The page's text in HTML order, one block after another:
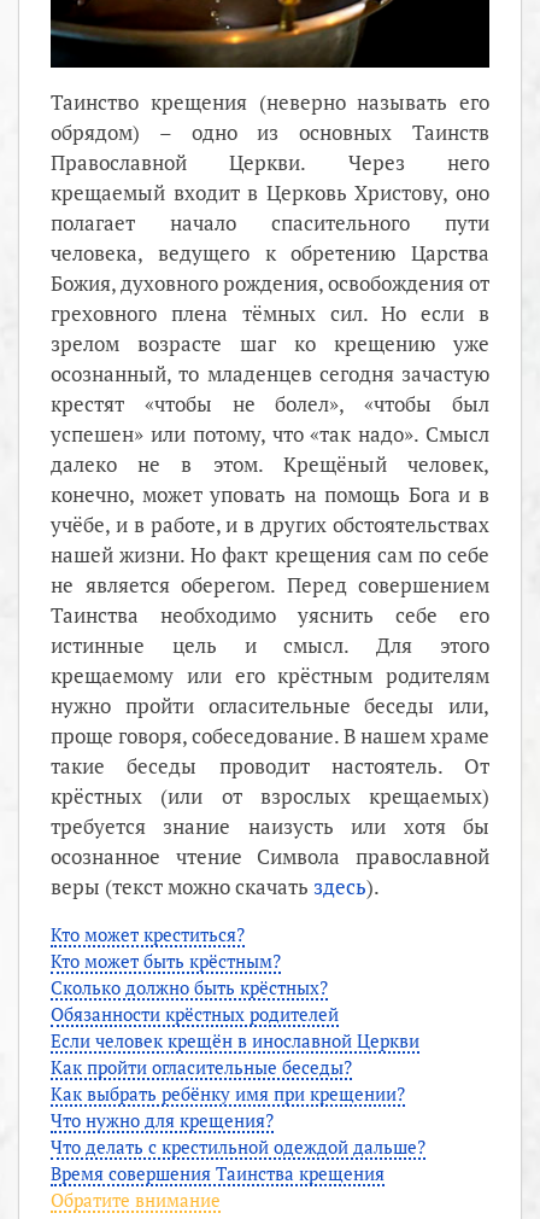
Таинство крещения (неверно называть его
обрядом) – одно из основных Таинств
Православной Церкви. Через него
крещаемый входит в Церковь Христову, оно
полагает начало спасительного пути
человека, ведущего к обретению Царства
Божия, духовного рождения, освобождения от
греховного плена тёмных сил. Но если в
зрелом возрасте шаг ко крещению уже
осознанный, то младенцев сегодня зачастую
крестят «чтобы не болел», «чтобы был
успешен» или потому, что «так надо». Смысл
далеко не в этом. Крещёный человек,
конечно, может уповать на помощь Бога и в
учёбе, и в работе, и в других обстоятельствах
нашей жизни. Но факт крещения сам по себе
не является оберегом. Перед совершением
Таинства необходимо уяснить себе его
истинные цель и смысл. Для этого
крещаемому или его крёстным родителям
нужно пройти огласительные беседы или,
проще говоря, собеседование. В нашем храме
такие беседы проводит настоятель. От
крёстных (или от взрослых крещаемых)
требуется знание наизусть или хотя бы
осознанное чтение Символа православной
веры (текст можно скачать здесь).
Кто может креститься?
Кто может быть крёстным?
Сколько должно быть крёстных?
Обязанности крёстных родителей
Если человек крещён в инославной Церкви
Как пройти огласительные беседы?
Как выбрать ребёнку имя при крещении?
Что нужно для крещения?
Что делать с крестильной одеждой дальше?
Время совершения Таинства крещения
Обратите внимание